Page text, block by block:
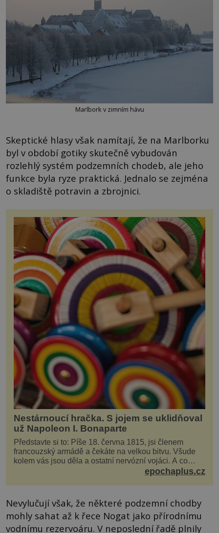
Marlbork v zimním hávu
Skeptické hlasy však namítají, že na Marlborku
byl v období gotiky skutečně vybudován
rozlehlý systém podzemních chodeb, ale jeho
funkce byla ryze praktická. Jednalo se zejména
o skladiště potravin a zbrojnici.
Nestárnoucí hračka. S jojem se uklidňoval
už Napoleon I. Bonaparte
Představte si to: Píše 18. června 1815, jsi členem
francouzský armádě a čekáte na velkou bitvu. Všude
kolem vás jsou děla a ostatní nervózní vojáci. A co
děláte vy? Hrajete si… s jojem! Zdá se v...epochaplus.cz
Nevylučují však, že některé podzemní chodby
mohly sahat až k řece Nogat jako přírodnímu
vodnímu rezervoáru. V neposlední řadě plnily